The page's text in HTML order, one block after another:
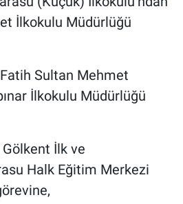
İlkokulu Müdürlüğü
Fatih Sultan Mehmet
İlkokulu Müdürlüğü
İlk ve
Halk Eğitim Merkezi